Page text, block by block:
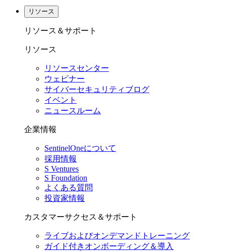
リソース
リソース＆サポート
リソース
リソースセンター
ウェビナー
サイバーセキュリティブログ
イベント
ニュースルーム
企業情報
SentinelOneについて
採用情報
S Ventures
S Foundation
よくある質問
投資家情報
カスタマーサクセス＆サポート
ライブおよびオンデマンドトレーニング
ガイド付きオンボーディング＆導入